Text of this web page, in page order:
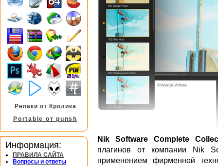
Nik Software Complete
плагинов от компании Nik
применением фирменной
Репаки от Кролика
Portable от punsh
Информация:
ПРАВИЛА САЙТА
Вопросы и ответы